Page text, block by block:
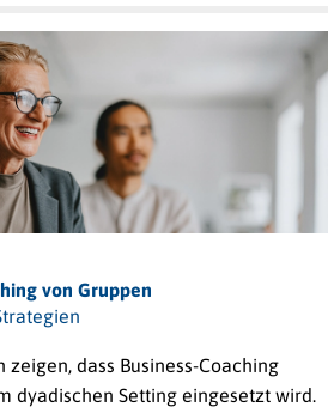
von Gruppen
dass Business-Coaching
dyadischen Setting eingesetzt wird.